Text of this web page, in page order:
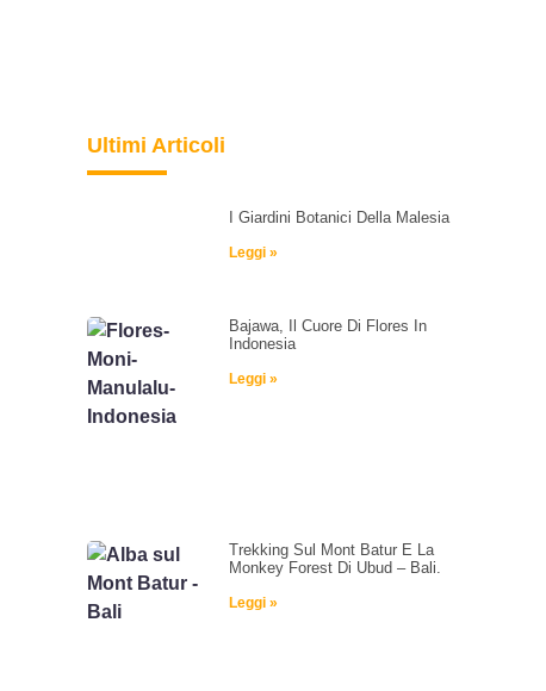
Ultimi Articoli
I Giardini Botanici Della Malesia
Leggi »
Bajawa, Il Cuore Di Flores In
Indonesia
Leggi »
Trekking Sul Mont Batur E La
Monkey Forest Di Ubud – Bali.
Leggi »